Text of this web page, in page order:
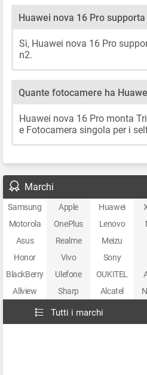
Huawei nova 16 Pro
Sì, Huawei nova 16 Pro
n2.
Quante fotocamere ha
Huawei nova 16 Pro monta
e Fotocamera singola per i
Marchi
Samsung Apple Huawei
Motorola
OnePlus Lenovo
Asus
Realme Meizu
Honor
Vivo Sony
BlackBerry
Ulefone OUKITEL
Allview
Sharp Alcatel
Tutti i marchi